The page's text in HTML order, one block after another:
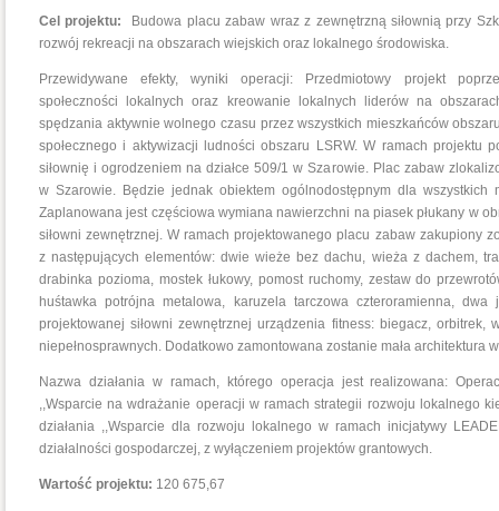
Cel projektu:
Budowa placu zabaw wraz z zewnętrzną siłownią przy
rozwój rekreacji na obszarach wiejskich oraz lokalnego środowiska.
Przewidywane efekty, wyniki operacji: Przedmiotowy projekt
społeczności lokalnych oraz kreowanie lokalnych liderów na
spędzania aktywnie wolnego czasu przez wszystkich mieszkańców
społecznego i aktywizacji ludności obszaru LSRW. W ramach projektu
siłownię i ogrodzeniem na działce 509/1 w Szarowie. Plac zabaw
w Szarowie. Będzie jednak obiektem ogólnodostępnym dla wszystkich
Zaplanowana jest częściowa wymiana nawierzchni na piasek płukany w
siłowni zewnętrznej. W ramach projektowanego placu zabaw zakupiony
z następujących elementów: dwie wieże bez dachu, wieża z dachem,
drabinka pozioma, mostek łukowy, pomost ruchomy, zestaw do
huśtawka potrójna metalowa, karuzela tarczowa czteroramienna, dwa
projektowanej siłowni zewnętrznej urządzenia fitness: biegacz, orbitrek,
niepełnosprawnych. Dodatkowo zamontowana zostanie mała architektura
Nazwa działania w ramach, którego operacja jest realizowana:
,,Wsparcie na wdrażanie operacji w ramach strategii rozwoju lokalnego
działania ,,Wsparcie dla rozwoju lokalnego w ramach inicjatywy
działalności gospodarczej, z wyłączeniem projektów grantowych.
Wartość projektu: 120 675,67